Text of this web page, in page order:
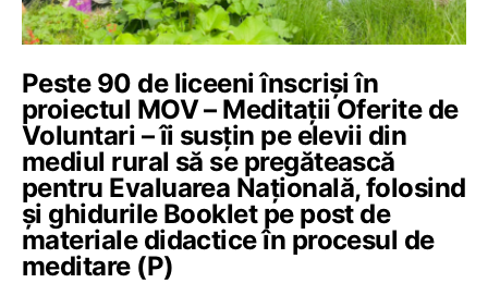
Peste 90 de liceeni înscriși în
proiectul MOV – Meditații Oferite de
Voluntari – îi susțin pe elevii din
mediul rural să se pregătească
pentru Evaluarea Națională, folosind
și ghidurile Booklet pe post de
materiale didactice în procesul de
meditare (P)